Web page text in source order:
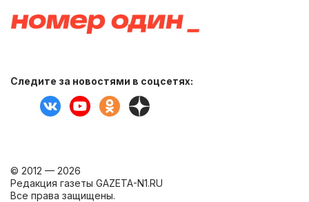
Следите за новостями в соцсетях:
© 2012 — 2026
Редакция газеты GAZETA-N1.RU
Все права защищены.